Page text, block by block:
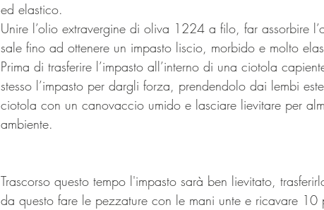
ed elastico.
Unire l’olio extravergine di oliva 1224 a filo, far assorbire
sale fino ad ottenere un impasto liscio, morbido e molto
Prima di trasferire l’impasto all’interno di una ciotola
stesso l’impasto per dargli forza, prendendolo dai lembi
ciotola con un canovaccio umido e lasciare lievitare per
ambiente.
Trascorso questo tempo l'impasto sarà ben lievitato,
da questo fare le pezzature con le mani unte e ricavare